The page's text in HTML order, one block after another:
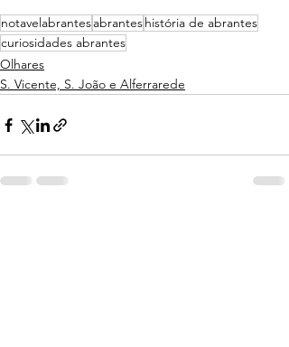
notavelabrantesabranteshistória de abrantes
curiosidades abrantes
Olhares
S. Vicente, S. João e Alferrarede